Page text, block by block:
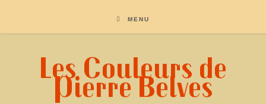
content
MENU
Les Couleurs de
Pierre Belves